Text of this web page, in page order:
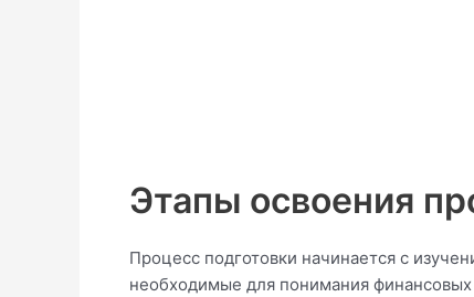
Этапы освоения
Процесс подготовки начинается с
необходимые для понимания